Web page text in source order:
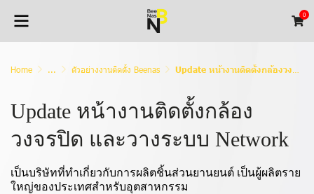
0
Home ... ตัวอย่างงานติดตั้ง Beenas Update หน้างานติดตั้งกล้องวงจรปิด และวางระบบ Network
Update หน้างานติดตั้งกล้อง
วงจรปิด และวางระบบ Network
เป็นบริษัทที่ทำเกี่ยวกับการผลิตชิ้นส่วนยานยนต์ เป็นผู้ผลิตราย
ใหญ่ของประเทศสำหรับอุตสาหกรรม